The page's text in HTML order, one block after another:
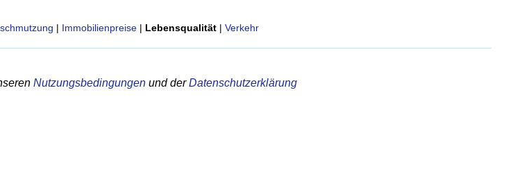
| Immobilienpreise | Lebensqualität | Verkehr
Nutzungsbedingungen und derDatenschutzerklärung